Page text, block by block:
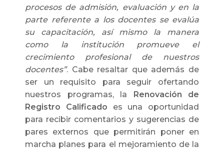
procesos de admisión, evaluación y en la
parte referente a los docentes se evalúa
su capacitación, así mismo la manera
como la institución promueve el
crecimiento profesional de nuestros
docentes”. Cabe resaltar que además de
ser un requisito para seguir ofertando
nuestros programas, la Renovación de
Registro Calificado es una oportunidad
para recibir comentarios y sugerencias de
pares externos que permitirán poner en
marcha planes para el mejoramiento de la